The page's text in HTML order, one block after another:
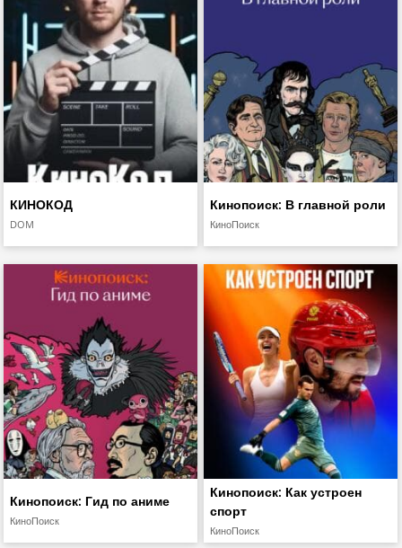
КИНОКОД
DOM
Кинопоиск: В главной роли
КиноПоиск
Кинопоиск: Гид по аниме
КиноПоиск
Кинопоиск: Как устроен
спорт
КиноПоиск